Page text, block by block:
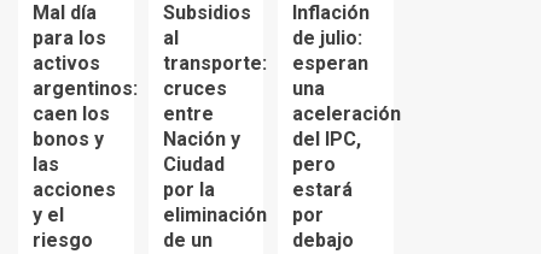
Mal día
para los
activos
argentinos:
caen los
bonos y
las
acciones
y el
riesgo
Subsidios
al
transporte:
cruces
entre
Nación y
Ciudad
por la
eliminación
de un
Inflación
de julio:
esperan
una
aceleración
del IPC,
pero
estará
por
debajo